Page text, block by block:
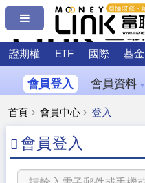
證期權 ETF 國際 基金
會員登入 會員資料 ▼
首頁 會員中心 登入
會員登入